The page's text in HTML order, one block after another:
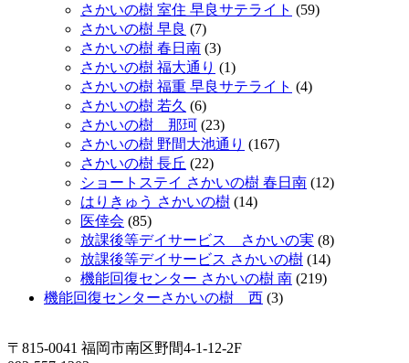
さかいの樹 室住 早良サテライト (59)
さかいの樹 早良 (7)
さかいの樹 春日南 (3)
さかいの樹 福大通り (1)
さかいの樹 福重 早良サテライト (4)
さかいの樹 若久 (6)
さかいの樹 那珂 (23)
さかいの樹 野間大池通り (167)
さかいの樹 長丘 (22)
ショートステイ さかいの樹 春日南 (12)
はりきゅう さかいの樹 (14)
医倖会 (85)
放課後等デイサービス さかいの実 (8)
放課後等デイサービス さかいの樹 (14)
機能回復センター さかいの樹 南 (219)
機能回復センターさかいの樹 西 (3)
〒815-0041 福岡市南区野間4-1-12-2F